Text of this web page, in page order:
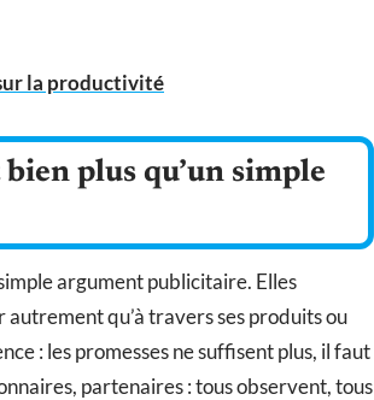
la productivité
plus qu’un simple
argument publicitaire. Elles
qu’à travers ses produits ou
: les promesses ne suffisent plus, il faut
partenaires : tous observent, tous